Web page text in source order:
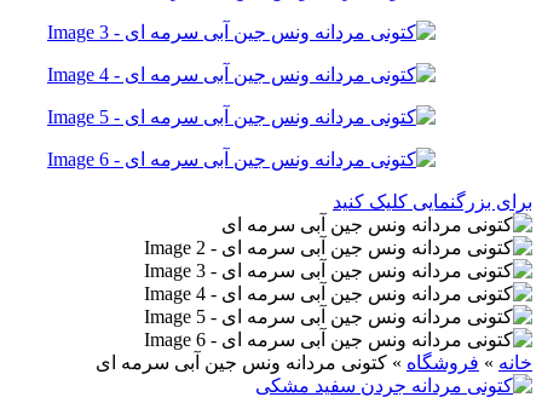
برای بزرگنمایی کلیک کنید
خانه » فروشگاه » کتونی مردانه ونس جين آبی سرمه ای